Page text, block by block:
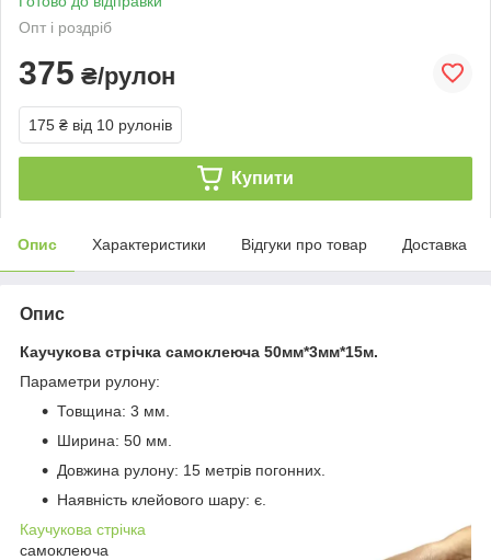
Опт і роздріб
375 ₴/рулон
175 ₴ від 10 рулонів
Купити
Опис Характеристики Відгуки про товар Доставка
Опис
Каучукова стрічка самоклеюча 50мм*3мм*15м.
Параметри рулону:
Товщина: 3 мм.
Ширина: 50 мм.
Довжина рулону: 15 метрів погонних.
Наявність клейового шару: є.
Каучукова стрічка
самоклеюча